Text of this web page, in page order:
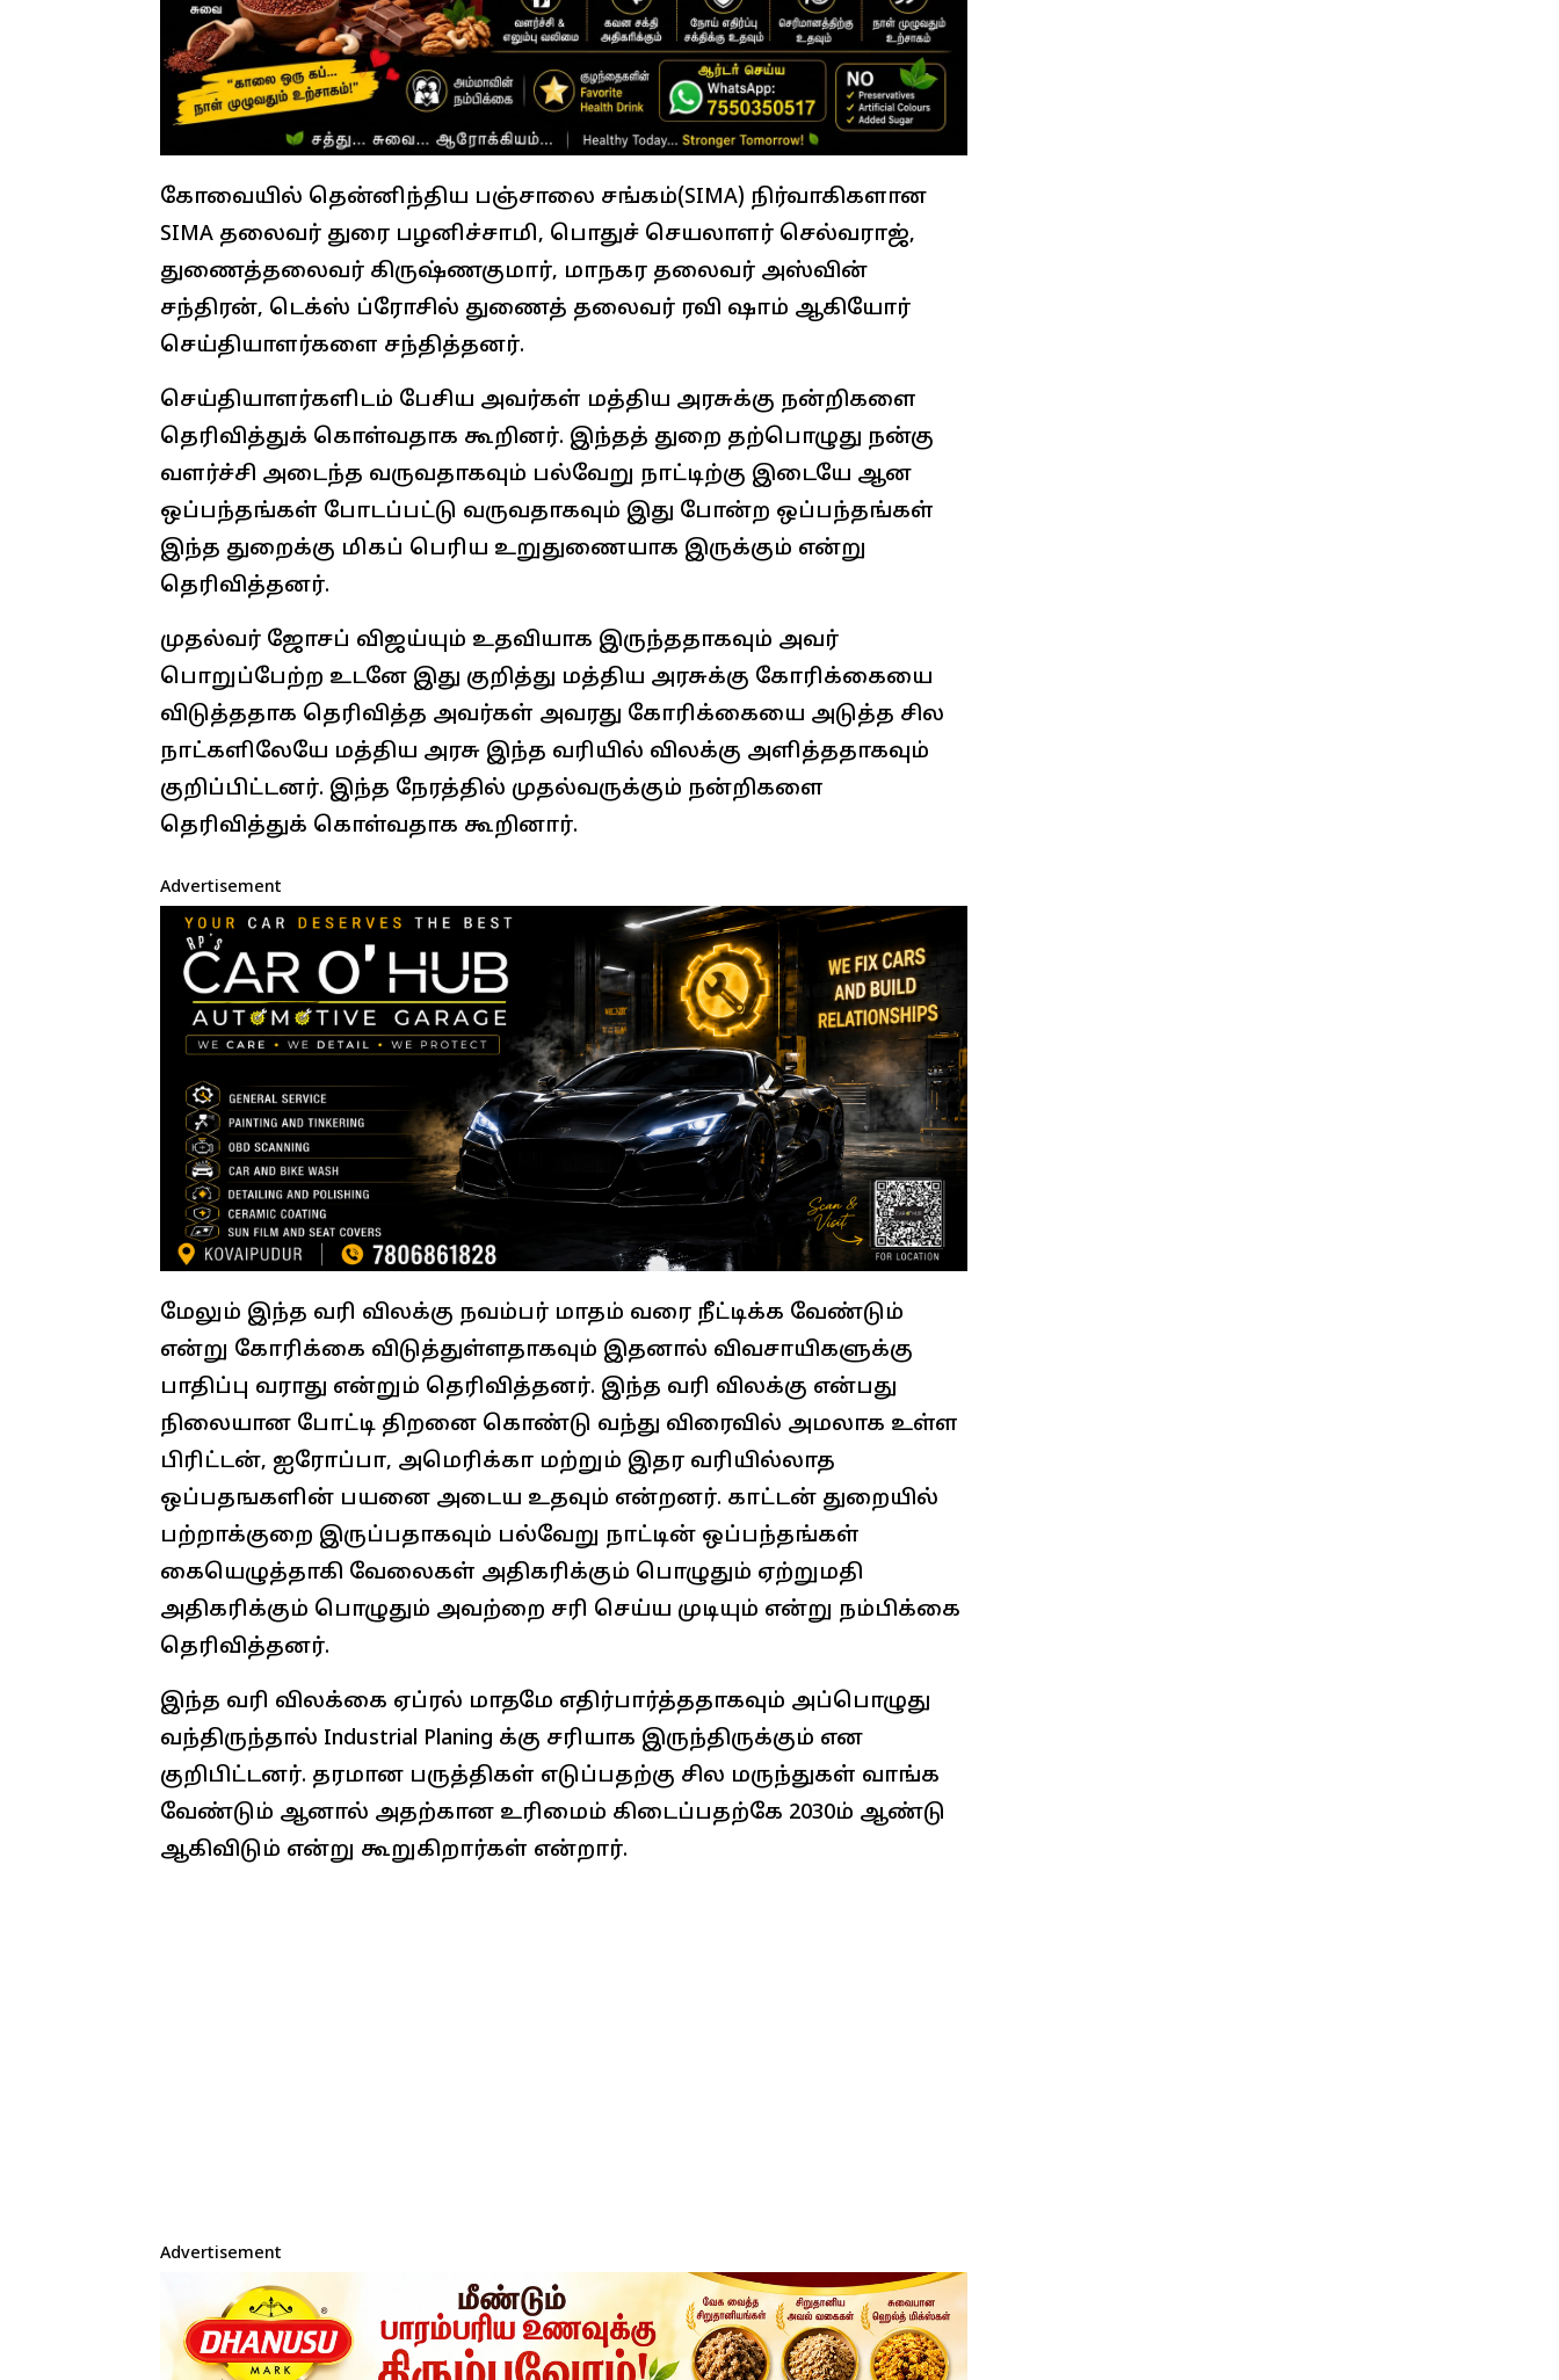
கோவையில் தென்னிந்திய பஞ்சாலை சங்கம்(SIMA) நிர்வாகிகளான
SIMA தலைவர் துரை பழனிச்சாமி, பொதுச் செயலாளர் செல்வராஜ்,
துணைத்தலைவர் கிருஷ்ணகுமார், மாநகர தலைவர் அஸ்வின்
சந்திரன், டெக்ஸ் ப்ரோசில் துணைத் தலைவர் ரவி ஷாம் ஆகியோர்
செய்தியாளர்களை சந்தித்தனர்.
செய்தியாளர்களிடம் பேசிய அவர்கள் மத்திய அரசுக்கு நன்றிகளை
தெரிவித்துக் கொள்வதாக கூறினர். இந்தத் துறை தற்பொழுது நன்கு
வளர்ச்சி அடைந்த வருவதாகவும் பல்வேறு நாட்டிற்கு இடையே ஆன
ஒப்பந்தங்கள் போடப்பட்டு வருவதாகவும் இது போன்ற ஒப்பந்தங்கள்
இந்த துறைக்கு மிகப் பெரிய உறுதுணையாக இருக்கும் என்று
தெரிவித்தனர்.
முதல்வர் ஜோசப் விஜய்யும் உதவியாக இருந்ததாகவும் அவர்
பொறுப்பேற்ற உடனே இது குறித்து மத்திய அரசுக்கு கோரிக்கையை
விடுத்ததாக தெரிவித்த அவர்கள் அவரது கோரிக்கையை அடுத்த சில
நாட்களிலேயே மத்திய அரசு இந்த வரியில் விலக்கு அளித்ததாகவும்
குறிப்பிட்டனர். இந்த நேரத்தில் முதல்வருக்கும் நன்றிகளை
தெரிவித்துக் கொள்வதாக கூறினார்.
Advertisement
மேலும் இந்த வரி விலக்கு நவம்பர் மாதம் வரை நீட்டிக்க வேண்டும்
என்று கோரிக்கை விடுத்துள்ளதாகவும் இதனால் விவசாயிகளுக்கு
பாதிப்பு வராது என்றும் தெரிவித்தனர். இந்த வரி விலக்கு என்பது
நிலையான போட்டி திறனை கொண்டு வந்து விரைவில் அமலாக உள்ள
பிரிட்டன், ஐரோப்பா, அமெரிக்கா மற்றும் இதர வரியில்லாத
ஒப்பதஙகளின் பயனை அடைய உதவும் என்றனர். காட்டன் துறையில்
பற்றாக்குறை இருப்பதாகவும் பல்வேறு நாட்டின் ஒப்பந்தங்கள்
கையெழுத்தாகி வேலைகள் அதிகரிக்கும் பொழுதும் ஏற்றுமதி
அதிகரிக்கும் பொழுதும் அவற்றை சரி செய்ய முடியும் என்று நம்பிக்கை
தெரிவித்தனர்.
இந்த வரி விலக்கை ஏப்ரல் மாதமே எதிர்பார்த்ததாகவும் அப்பொழுது
வந்திருந்தால் Industrial Planing க்கு சரியாக இருந்திருக்கும் என
குறிபிட்டனர். தரமான பருத்திகள் எடுப்பதற்கு சில மருந்துகள் வாங்க
வேண்டும் ஆனால் அதற்கான உரிமைம் கிடைப்பதற்கே 2030ம் ஆண்டு
ஆகிவிடும் என்று கூறுகிறார்கள் என்றார்.
Advertisement